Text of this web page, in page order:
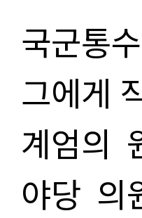
국군통
그에게
계엄의
야당 의